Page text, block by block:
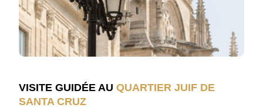
VISITE GUIDÉE AU QUARTIER JUIF DE
SANTA CRUZ